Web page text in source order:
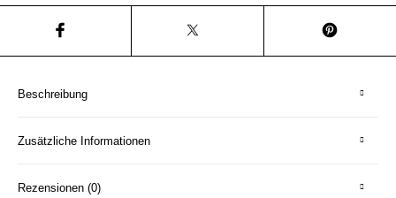
Beschreibung
Zusätzliche Informationen
Rezensionen (0)